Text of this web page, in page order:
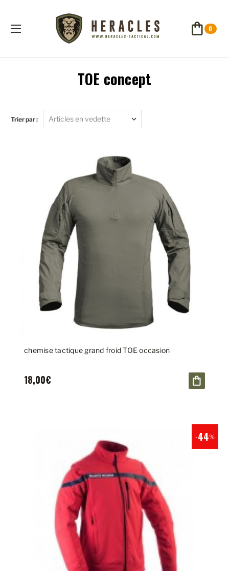
0
TOE concept
Trier par :
chemise tactique grand froid TOE occasion
18,00€
-44%